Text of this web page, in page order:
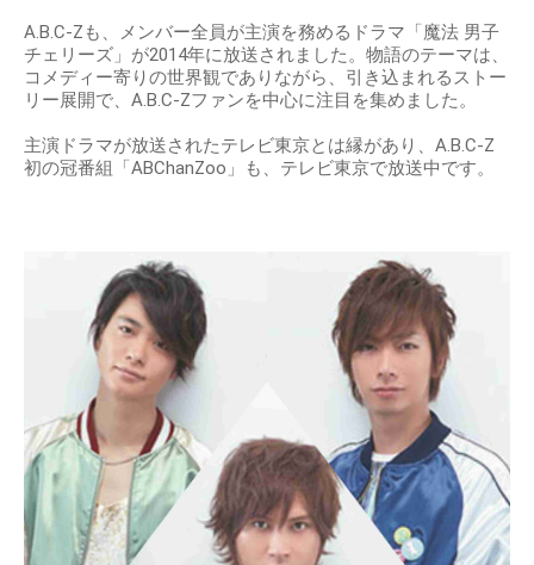
A.B.C-Zも、メンバー全員が主演を務めるドラマ「魔法 男子
チェリーズ」が2014年に放送されました。物語のテーマは、
コメディー寄りの世界観でありながら、引き込まれるストー
リー展開で、A.B.C-Zファンを中心に注目を集めました。
主演ドラマが放送されたテレビ東京とは縁があり、A.B.C-Z
初の冠番組「ABChanZoo」も、テレビ東京で放送中です。